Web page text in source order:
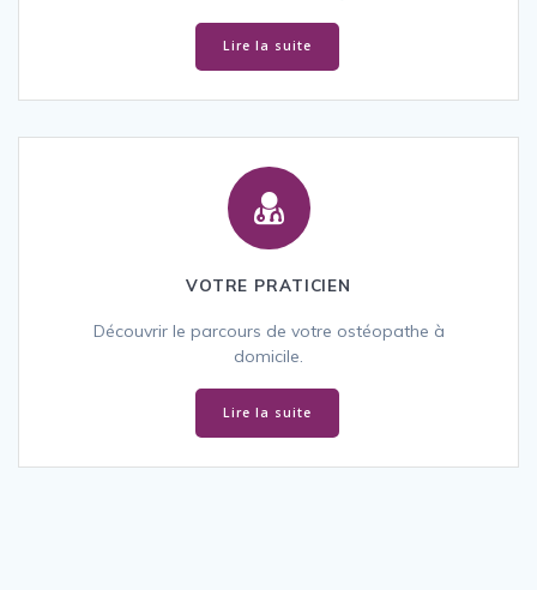
Lire la suite
VOTRE PRATICIEN
Découvrir le parcours de votre ostéopathe à
domicile.
Lire la suite